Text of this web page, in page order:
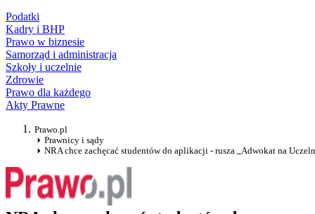
Podatki
Kadry i BHP
Prawo w biznesie
Samorząd i administracja
Szkoły i uczelnie
Zdrowie
Prawo dla każdego
Akty Prawne
Prawo.pl
Prawnicy i sądy
NRA chce zachęcać studentów do aplikacji - rusza „Adwokat na